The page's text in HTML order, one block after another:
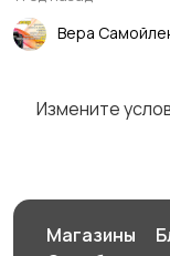
Вера
Измените
Магазины